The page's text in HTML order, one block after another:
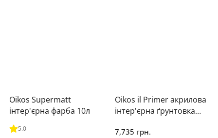
Oikos Supermatt
інтер'єрна фарба 10л
5.0
Oikos il Primer акрилова
інтер'єрна ґрунтовка
7,735 грн.